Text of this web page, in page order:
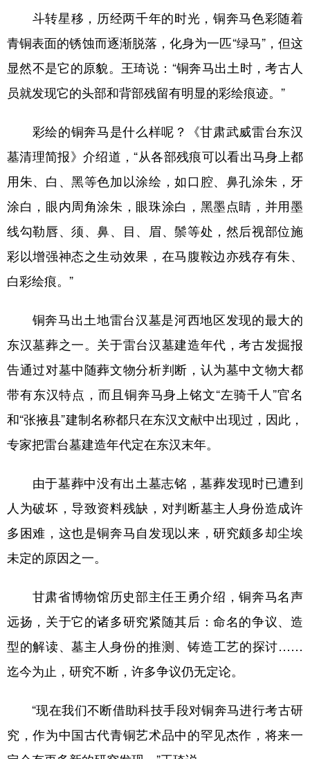
斗转星移，历经两千年的时光，铜奔马色彩随着
青铜表面的锈蚀而逐渐脱落，化身为一匹“绿马”，但这
显然不是它的原貌。王琦说：“铜奔马出土时，考古人
员就发现它的头部和背部残留有明显的彩绘痕迹。”
彩绘的铜奔马是什么样呢？《甘肃武威雷台东汉
墓清理简报》介绍道，“从各部残痕可以看出马身上都
用朱、白、黑等色加以涂绘，如口腔、鼻孔涂朱，牙
涂白，眼内周角涂朱，眼珠涂白，黑墨点睛，并用墨
线勾勒唇、须、鼻、目、眉、鬃等处，然后视部位施
彩以增强神态之生动效果，在马腹鞍边亦残存有朱、
白彩绘痕。”
铜奔马出土地雷台汉墓是河西地区发现的最大的
东汉墓葬之一。关于雷台汉墓建造年代，考古发掘报
告通过对墓中随葬文物分析判断，认为墓中文物大都
带有东汉特点，而且铜奔马身上铭文“左骑千人”官名
和“张掖县”建制名称都只在东汉文献中出现过，因此，
专家把雷台墓建造年代定在东汉末年。
由于墓葬中没有出土墓志铭，墓葬发现时已遭到
人为破坏，导致资料残缺，对判断墓主人身份造成许
多困难，这也是铜奔马自发现以来，研究颇多却尘埃
未定的原因之一。
甘肃省博物馆历史部主任王勇介绍，铜奔马名声
远扬，关于它的诸多研究紧随其后：命名的争议、造
型的解读、墓主人身份的推测、铸造工艺的探讨……
迄今为止，研究不断，许多争议仍无定论。
“现在我们不断借助科技手段对铜奔马进行考古研
究，作为中国古代青铜艺术品中的罕见杰作，将来一